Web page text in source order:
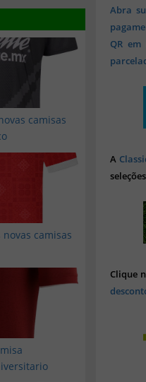
camisas
camisas
Abra
QR
A
Clique